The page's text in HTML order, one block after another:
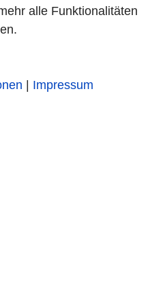
alle Funktionalitäten
Impressum